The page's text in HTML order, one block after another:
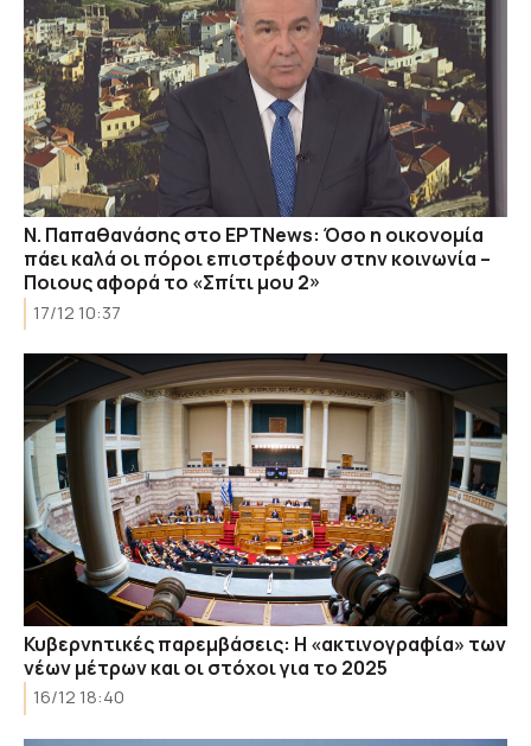
Ν. Παπαθανάσης στο EΡΤΝews: Όσο η οικονομία
πάει καλά οι πόροι επιστρέφουν στην κοινωνία –
Ποιους αφορά το «Σπίτι μου 2»
17/12 10:37
Κυβερνητικές παρεμβάσεις: Η «ακτινογραφία» των
νέων μέτρων και οι στόχοι για το 2025
16/12 18:40